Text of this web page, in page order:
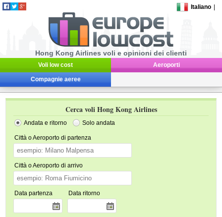
Italiano
Hong Kong Airlines voli e opinioni dei clienti
Voli low cost Aeroporti
Compagnie aeree
Cerca voli Hong Kong Airlines
Andata e ritorno Solo andata
Città o Aeroporto di partenza
Città o Aeroporto di arrivo
Data partenza Data ritorno